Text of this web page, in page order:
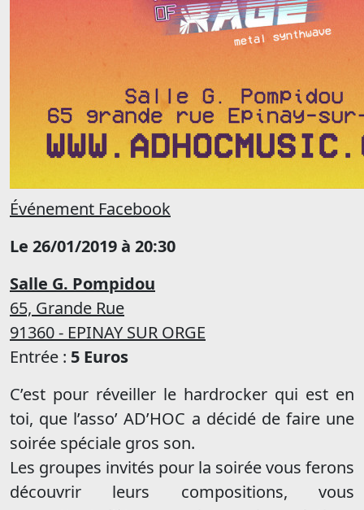
Événement Facebook
Le 26/01/2019 à 20:30
Salle G. Pompidou
65, Grande Rue
91360 - EPINAY SUR ORGE
Entrée : 5 Euros
C’est pour réveiller le hardrocker qui est en
toi, que l’asso’ AD’HOC a décidé de faire une
soirée spéciale gros son.
Les groupes invités pour la soirée vous ferons
découvrir leurs compositions, vous